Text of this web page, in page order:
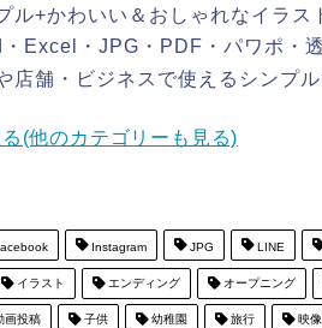
ル+かわいい＆おしゃれなイラス
Excel・JPG・PDF・パワポ・
店舗・ビジネスで使えるシンプ
(他のカテゴリーも見る)
Instagram JPG LINE
イラスト エンディング オープニング
画投稿 子供 幼稚園 旅行 映像